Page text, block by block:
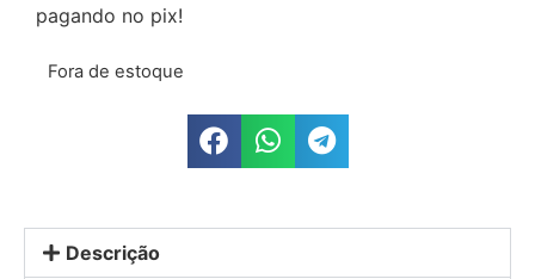
pagando no pix!
Fora de estoque
Descrição